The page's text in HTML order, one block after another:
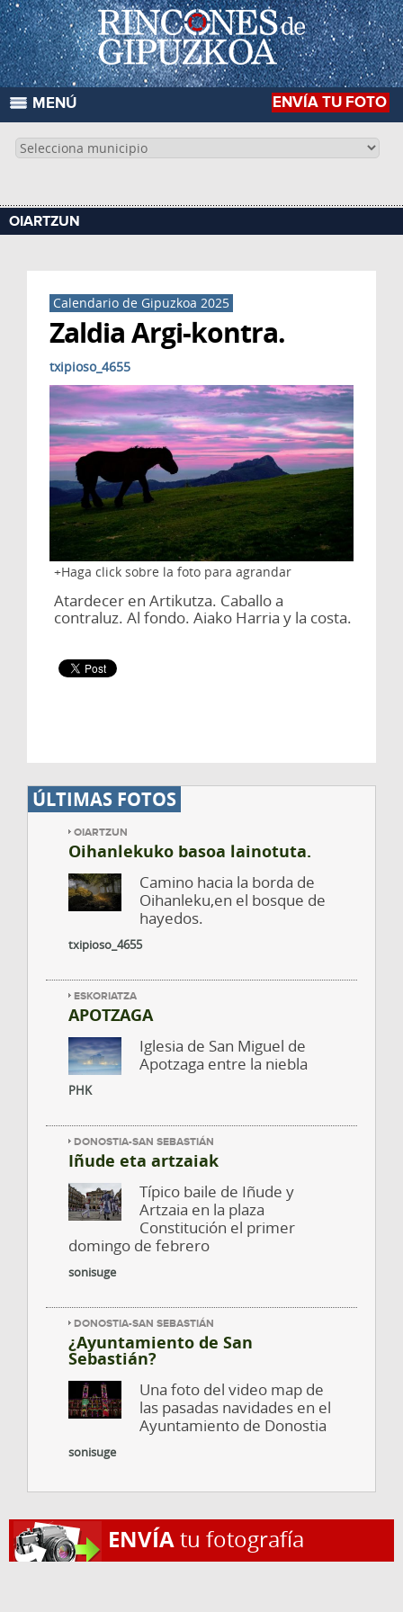
ENVÍA TU FOTO
MENÚ
OIARTZUN
Calendario de Gipuzkoa 2025
Zaldia Argi-kontra.
Haga click sobre la foto para agrandar
txipioso_4655
Atardecer en Artikutza. Caballo a
contraluz. Al fondo. Aiako Harria y la costa.
ÚLTIMAS FOTOS
OIARTZUN
Oihanlekuko basoa lainotuta.
Camino hacia la borda de
Oihanleku,en el bosque de
hayedos.
txipioso_4655
ESKORIATZA
APOTZAGA
Iglesia de San Miguel de
Apotzaga entre la niebla
PHK
DONOSTIA-SAN SEBASTIÁN
Iñude eta artzaiak
Típico baile de Iñude y
Artzaia en la plaza
Constitución el primer
domingo de febrero
sonisuge
DONOSTIA-SAN SEBASTIÁN
¿Ayuntamiento de San
Sebastián?
Una foto del video map de
las pasadas navidades en el
Ayuntamiento de Donostia
sonisuge
ENVÍAtu fotografía